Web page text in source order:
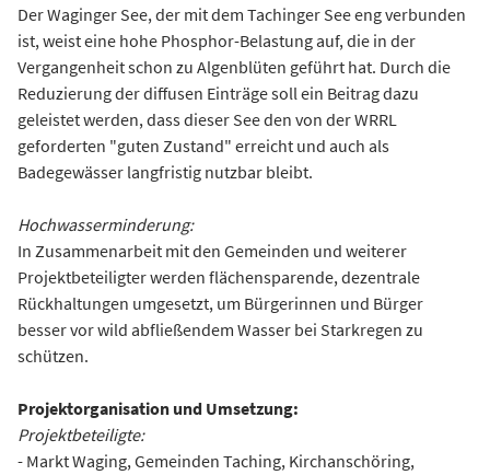
Der Waginger See, der mit dem Tachinger See eng verbunden
ist, weist eine hohe Phosphor-Belastung auf, die in der
Vergangenheit schon zu Algenblüten geführt hat. Durch die
Reduzierung der diffusen Einträge soll ein Beitrag dazu
geleistet werden, dass dieser See den von der WRRL
geforderten "guten Zustand" erreicht und auch als
Badegewässer langfristig nutzbar bleibt.
Hochwasserminderung:
In Zusammenarbeit mit den Gemeinden und weiterer
Projektbeteiligter werden flächensparende, dezentrale
Rückhaltungen umgesetzt, um Bürgerinnen und Bürger
besser vor wild abfließendem Wasser bei Starkregen zu
schützen.
Projektorganisation und Umsetzung:
Projektbeteiligte:
- Markt Waging, Gemeinden Taching, Kirchanschöring,